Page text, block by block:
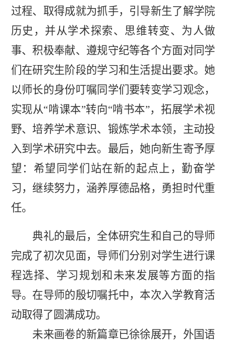
过程、取得成就为抓手，引导新生了解学院
历史，并从学术探索、思维转变、为人做
事、积极奉献、遵规守纪等各个方面对同学
们在研究生阶段的学习和生活提出要求。她
以师长的身份叮嘱同学们要转变学习观念，
实现从“啃课本”转向“啃书本”，拓展学术视
野、培养学术意识、锻炼学术本领，主动投
入到学术研究中去。最后，她向新生寄予厚
望：希望同学们站在新的起点上，勤奋学
习，继续努力，涵养厚德品格，勇担时代重
任。
典礼的最后，全体研究生和自己的导师
完成了初次见面，导师们分别对学生进行课
程选择、学习规划和未来发展等方面的指
导。在导师的殷切嘱托中，本次入学教育活
动取得了圆满成功。
未来画卷的新篇章已徐徐展开，外国语